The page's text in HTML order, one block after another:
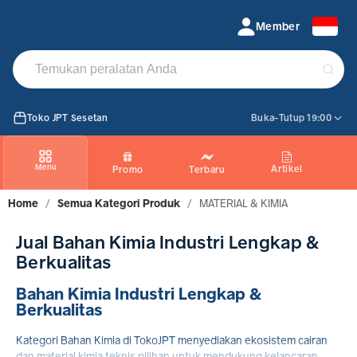
Jual Bahan Kimia Industri Lem Sealant Murah di Bali
Member
Toko JPT Sesetan Buka-Tutup 19:00
Menu Promo Terbaru Artikel
Home / Semua Kategori Produk / MATERIAL & KIMIA
Jual Bahan Kimia Industri Lengkap &
Berkualitas
Bahan Kimia Industri Lengkap &
Berkualitas
Kategori Bahan Kimia di TokoJPT menyediakan ekosistem cairan